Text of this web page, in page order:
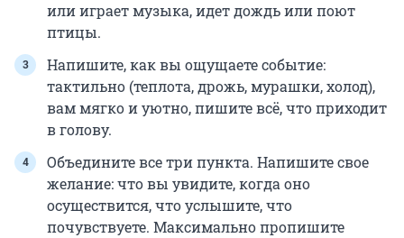
или играет музыка, идет дождь или поют
птицы.
Напишите, как вы ощущаете событие:
тактильно (теплота, дрожь, мурашки, холод),
вам мягко и уютно, пишите всё, что приходит
в голову.
Объедините все три пункта. Напишите свое
желание: что вы увидите, когда оно
осуществится, что услышите, что
почувствуете. Максимально пропишите